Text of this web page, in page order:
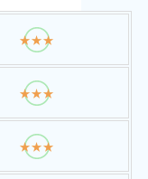
★★★
★★★
★★★